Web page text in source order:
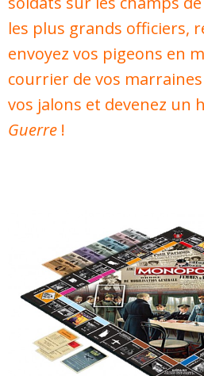
les plus grands officiers,
envoyez vos pigeons en
courrier de vos
vos jalons et devenez un
Guerre !